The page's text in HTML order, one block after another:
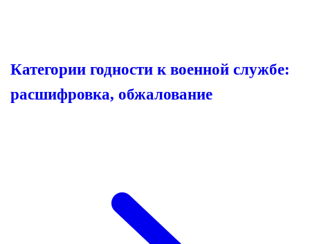
Категории годности к военной службе:
расшифровка, обжалование